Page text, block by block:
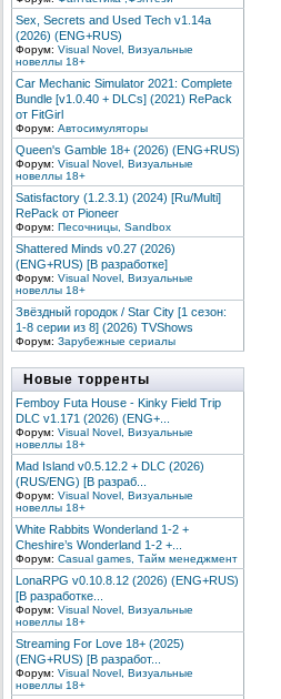
Sex, Secrets and Used Tech v1.14a
(2026) (ENG+RUS)
Форум: Visual Novel, Визуальные
новеллы 18+
Car Mechanic Simulator 2021: Complete
Bundle [v1.0.40 + DLCs] (2021) RePack
от FitGirl
Форум: Автосимуляторы
Queen's Gamble 18+ (2026) (ENG+RUS)
Форум: Visual Novel, Визуальные
новеллы 18+
Satisfactory (1.2.3.1) (2024) [Ru/Multi]
RePack от Pioneer
Форум: Песочницы, Sandbox
Shattered Minds v0.27 (2026)
(ENG+RUS) [В разработке]
Форум: Visual Novel, Визуальные
новеллы 18+
Звёздный городок / Star City [1 сезон:
1-8 серии из 8] (2026) TVShows
Форум: Зарубежные сериалы
Новые торренты
Femboy Futa House - Kinky Field Trip
DLC v1.171 (2026) (ENG+...
Форум: Visual Novel, Визуальные
новеллы 18+
Mad Island v0.5.12.2 + DLC (2026)
(RUS/ENG) [В разраб...
Форум: Visual Novel, Визуальные
новеллы 18+
White Rabbits Wonderland 1-2 +
Cheshire’s Wonderland 1-2 +...
Форум: Сasual games, Тайм менеджмент
LonaRPG v0.10.8.12 (2026) (ENG+RUS)
[В разработке...
Форум: Visual Novel, Визуальные
новеллы 18+
Streaming For Love 18+ (2025)
(ENG+RUS) [В разработ...
Форум: Visual Novel, Визуальные
новеллы 18+